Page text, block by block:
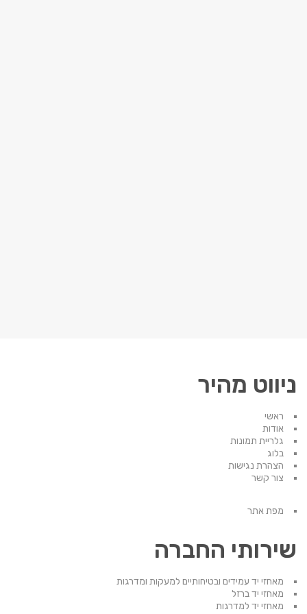
ניווט מהיר
ראשי
אודות
גלריית תמונות
בלוג
הצהרת נגישות
צור קשר
מפת אתר
שירותי החברה
מאחזי יד עמידים ובטיחותיים למעקות ומדרגות
מאחזי יד ברזל
מאחזי יד למדרגות